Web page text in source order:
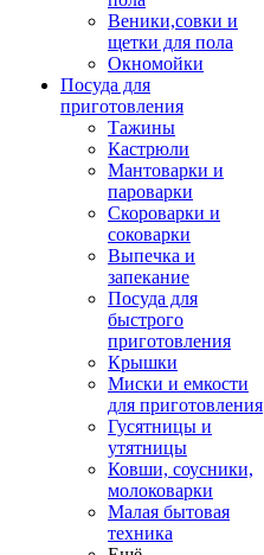
Веники,совки и
щетки для пола
Окномойки
Посуда для
приготовления
Тажины
Кастрюли
Мантоварки и
пароварки
Скороварки и
соковарки
Выпечка и
запекание
Посуда для
быстрого
приготовления
Крышки
Миски и емкости
для приготовления
Гусятницы и
утятницы
Ковши, соусники,
молоковарки
Малая бытовая
техника